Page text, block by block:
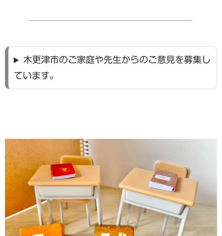
木更津市のご家庭や先生からのご意見を募集し
ています。